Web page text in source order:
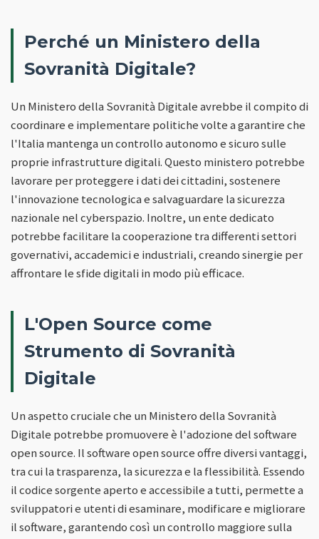
Perché un Ministero della
Sovranità Digitale?
Un Ministero della Sovranità Digitale avrebbe il compito di
coordinare e implementare politiche volte a garantire che
l'Italia mantenga un controllo autonomo e sicuro sulle
proprie infrastrutture digitali. Questo ministero potrebbe
lavorare per proteggere i dati dei cittadini, sostenere
l'innovazione tecnologica e salvaguardare la sicurezza
nazionale nel cyberspazio. Inoltre, un ente dedicato
potrebbe facilitare la cooperazione tra differenti settori
governativi, accademici e industriali, creando sinergie per
affrontare le sfide digitali in modo più efficace.
L'Open Source come
Strumento di Sovranità
Digitale
Un aspetto cruciale che un Ministero della Sovranità
Digitale potrebbe promuovere è l'adozione del software
open source. Il software open source offre diversi vantaggi,
tra cui la trasparenza, la sicurezza e la flessibilità. Essendo
il codice sorgente aperto e accessibile a tutti, permette a
sviluppatori e utenti di esaminare, modificare e migliorare
il software, garantendo così un controllo maggiore sulla